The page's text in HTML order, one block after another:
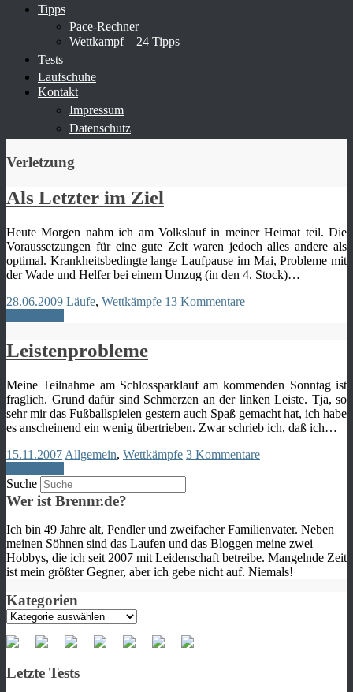
Tipps
Pace-Rechner
Wettkampf – 24 Tipps
Tests
Laufschuhe
Kontakt
Impressum
Datenschutz
Verletzung
Als Letzter im Ziel
Heute Morgen nahm ich am Volkslauf in meiner Heimat teil. Die
Voraussetzungen für eine gute Zeit waren jedoch alles andere als
optimal. Krankheitsbedingte lange Laufpause im Mai, Probleme mit
der Wade und Helfer bei einem Umzug (in den 4. Stock)…
28.06.2009 Läufe, Wettkämpfe 13 Kommentare
Leistenprobleme
Meine Teilnahme am Schlossparklauf am kommenden Sonntag ist
fraglich. Grund dafür sind Schmerzen an der linken Leiste. Tja, so
sehr mir das Fußballspielen gestern auch Spaß gemacht hat, ich habe
es anscheinend ein wenig übertrieben. Zwar schrieb ich, daß ich…
15.11.2007 Allgemein, Wettkämpfe 3 Kommentare
Suche
Wer ist Brennr.de?
Ich bin 49 Jahre alt, Pendler und zweifacher Familienvater. Neben
meinen Söhnen sind das Laufen und das Bloggen meine zwei
Hobbys, die ich seit 2007 mit Leidenschaft betreibe. Mangelnde Zeit
ist mein größter Gegner, aber ich gebe nicht auf. Niemals!
Kategorien
Kategorien
Letzte Tests